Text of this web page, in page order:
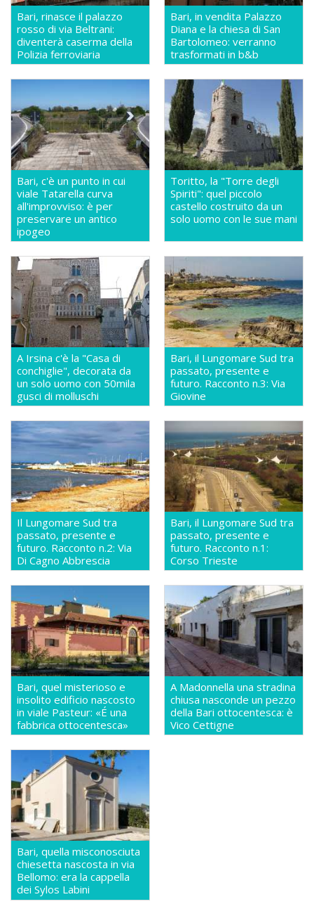
Bari, rinasce il palazzo
rosso di via Beltrani:
diventerà caserma della
Polizia ferroviaria
Bari, in vendita Palazzo
Diana e la chiesa di San
Bartolomeo: verranno
trasformati in b&b
Bari, c'è un punto in cui
viale Tatarella curva
all'improvviso: è per
preservare un antico
ipogeo
Toritto, la "Torre degli
Spiriti": quel piccolo
castello costruito da un
solo uomo con le sue mani
A Irsina c'è la "Casa di
conchiglie", decorata da
un solo uomo con 50mila
gusci di molluschi
Bari, il Lungomare Sud tra
passato, presente e
futuro. Racconto n.3: Via
Giovine
Il Lungomare Sud tra
passato, presente e
futuro. Racconto n.2: Via
Di Cagno Abbrescia
Bari, il Lungomare Sud tra
passato, presente e
futuro. Racconto n.1:
Corso Trieste
Bari, quel misterioso e
insolito edificio nascosto
in viale Pasteur: «É una
fabbrica ottocentesca»
A Madonnella una stradina
chiusa nasconde un pezzo
della Bari ottocentesca: è
Vico Cettigne
Bari, quella misconosciuta
chiesetta nascosta in via
Bellomo: era la cappella
dei Sylos Labini